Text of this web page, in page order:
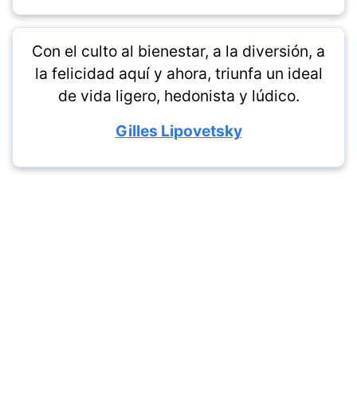
Con el culto al bienestar, a la diversión, a
la felicidad aquí y ahora, triunfa un ideal
de vida ligero, hedonista y lúdico.
Gilles Lipovetsky